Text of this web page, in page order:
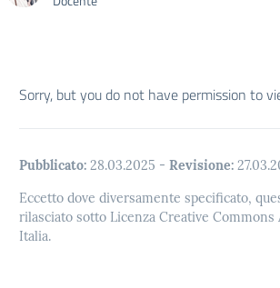
Sorry, but you do not have permission to
Pubblicato: 28.03.2025 - Revisione:
Eccetto dove diversamente specificato,
rilasciato sotto Licenza Creative Commons
Italia.